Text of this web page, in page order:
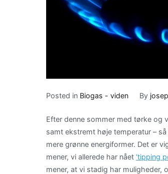
Posted in Biogas - viden By
Efter denne sommer med tørke og
samt ekstremt høje temperatur –
mere grønne energiformer. Det er
mener, vi allerede har nået ‘tipping
mener, at vi stadig har